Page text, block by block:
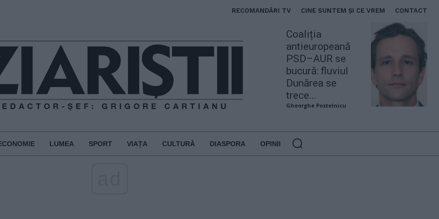
RECOMANDĂRI TV CINE SUNTEM ȘI CE VREM CONTACT
Coaliția
antieuropeană
PSD–AUR se
bucură: fluviul
Dunărea se
trece...
Gheorghe Postelnicu
LUMEA SPORT VIAȚA CULTURĂ DIASPORA OPINII